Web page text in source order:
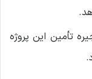
تأمین این پروژه